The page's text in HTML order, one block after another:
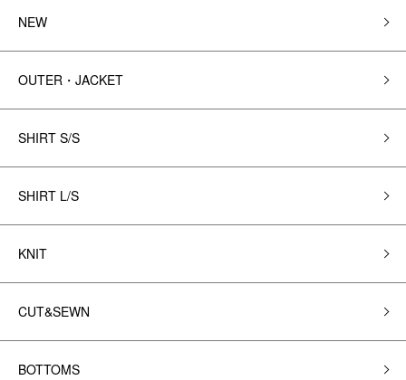
NEW
OUTER・JACKET
SHIRT S/S
SHIRT L/S
KNIT
CUT&SEWN
BOTTOMS